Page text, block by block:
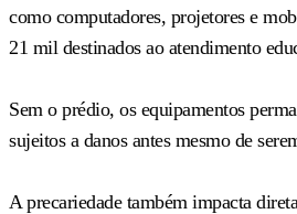
como computadores, projetores e
21 mil destinados ao atendimento
Sem o prédio, os equipamentos
sujeitos a danos antes mesmo de
A precariedade também impacta